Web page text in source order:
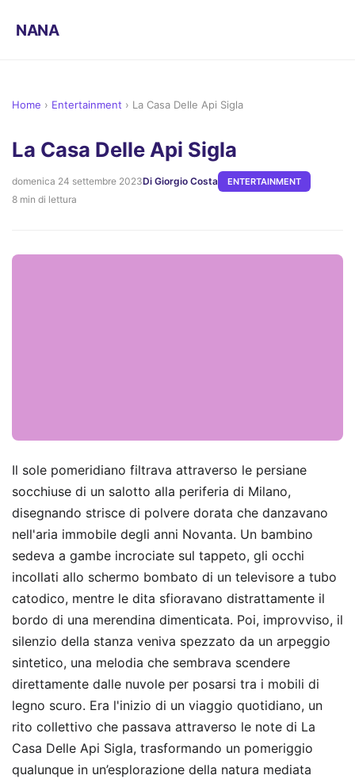
NANA
Home › Entertainment › La Casa Delle Api Sigla
La Casa Delle Api Sigla
domenica 24 settembre 2023Di Giorgio Costa ENTERTAINMENT
8 min di lettura
Il sole pomeridiano filtrava attraverso le persiane
socchiuse di un salotto alla periferia di Milano,
disegnando strisce di polvere dorata che danzavano
nell'aria immobile degli anni Novanta. Un bambino
sedeva a gambe incrociate sul tappeto, gli occhi
incollati allo schermo bombato di un televisore a tubo
catodico, mentre le dita sfioravano distrattamente il
bordo di una merendina dimenticata. Poi, improvviso, il
silenzio della stanza veniva spezzato da un arpeggio
sintetico, una melodia che sembrava scendere
direttamente dalle nuvole per posarsi tra i mobili di
legno scuro. Era l'inizio di un viaggio quotidiano, un
rito collettivo che passava attraverso le note di La
Casa Delle Api Sigla, trasformando un pomeriggio
qualunque in un’esplorazione della natura mediata